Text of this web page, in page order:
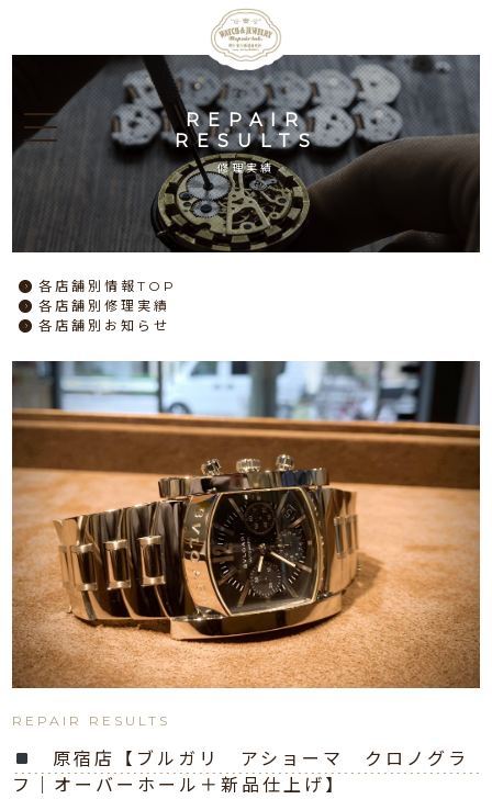
REPAIR
RESULTS
修理実績
各店舗別情報TOP
各店舗別修理実績
各店舗別お知らせ
REPAIR RESULTS
原宿店【ブルガリ アショーマ クロノグラ
フ｜オーバーホール＋新品仕上げ】